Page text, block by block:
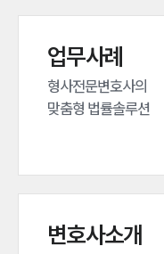
업무사례
형사전문변호사의
맞춤형 법률솔루션
변호사소개